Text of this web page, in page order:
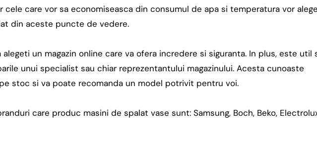
cele care vor sa economiseasca din consumul de apa si temperatura vor alege
din aceste puncte de vedere.
un magazin online care va ofera incredere si siguranta. In plus, este util
unui specialist sau chiar reprezentantului magazinului. Acesta cunoaste
stoc si va poate recomanda un model potrivit pentru voi.
care produc masini de spalat vase sunt: Samsung, Boch, Beko,